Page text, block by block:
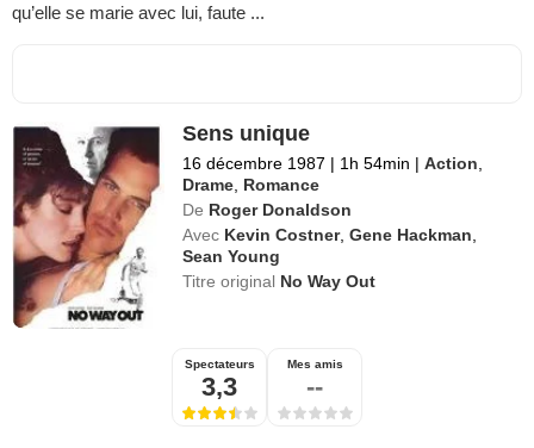
qu’elle se marie avec lui, faute ...
Sens unique
16 décembre 1987 | 1h 54min | Action
Drame Romance
De Roger Donaldson
Avec Kevin Costner,Gene Hackman
Sean Young
Titre original No Way Out
Spectateurs
3,3
Mes amis
--